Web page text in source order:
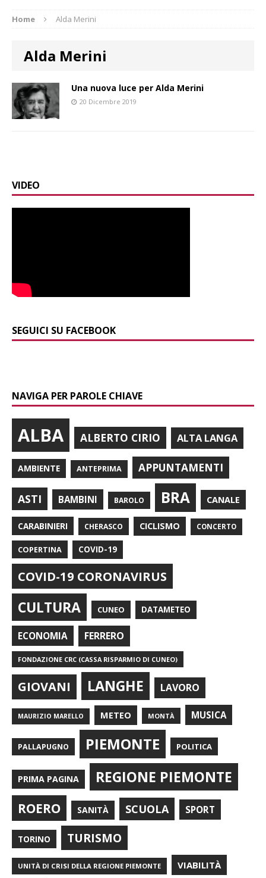
Home Alda Merini
Alda Merini
Una nuova luce per Alda Merini
20 Dicembre 2019
VIDEO
SEGUICI SU FACEBOOK
NAVIGA PER PAROLE CHIAVE
ALBA ALBERTO CIRIO ALTA LANGA
AMBIENTE ANTEPRIMA APPUNTAMENTI
ASTI BAMBINI BAROLO BRA CANALE
CARABINIERI CHERASCO CICLISMO CONCERTO
COPERTINA COVID-19
COVID-19 CORONAVIRUS
CULTURA CUNEO DATAMETEO
ECONOMIA FERRERO
FONDAZIONE CRC (CASSA RISPARMIO DI CUNEO)
GIOVANI LANGHE LAVORO
MAURIZIO MARELLO METEO MONTÀ MUSICA
PALLAPUGNO PIEMONTE POLITICA
PRIMA PAGINA REGIONE PIEMONTE
ROERO SANITÀ SCUOLA SPORT
TORINO TURISMO
UNITÀ DI CRISI DELLA REGIONE PIEMONTE VIABILITÀ